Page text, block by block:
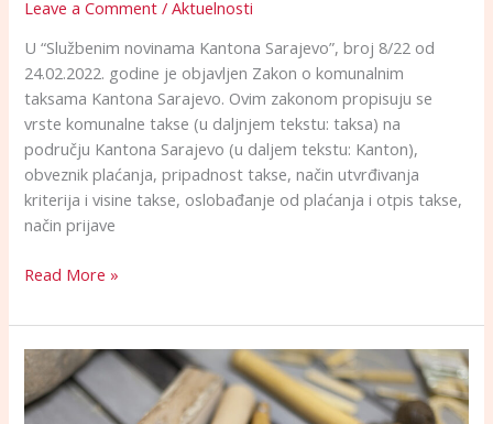
Leave a Comment /Aktuelnosti
U “Službenim novinama Kantona Sarajevo”, broj 8/22 od
24.02.2022. godine je objavljen Zakon o komunalnim
taksama Kantona Sarajevo. Ovim zakonom propisuju se
vrste komunalne takse (u daljnjem tekstu: taksa) na
području Kantona Sarajevo (u daljem tekstu: Kanton),
obveznik plaćanja, pripadnost takse, način utvrđivanja
kriterija i visine takse, oslobađanje od plaćanja i otpis takse,
način prijave
Read More »
Uredba
zaštiti